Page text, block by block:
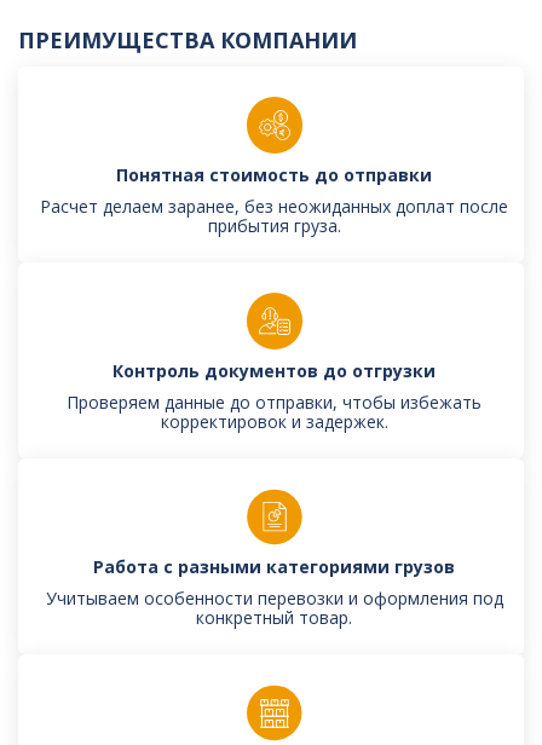
ПРЕИМУЩЕСТВА КОМПАНИИ
Понятная стоимость до отправки
Расчет делаем заранее, без неожиданных доплат после
прибытия груза.
Контроль документов до отгрузки
Проверяем данные до отправки, чтобы избежать
корректировок и задержек.
Работа с разными категориями грузов
Учитываем особенности перевозки и оформления под
конкретный товар.